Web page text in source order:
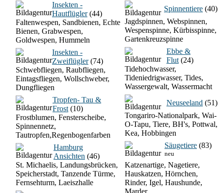
Insekten -
Hautflügler(44)
Faltenwespen, Sandbienen, Echte
Bienen, Grabwespen,
Goldwespen, Hummeln
Insekten -
Zweiflügler(74)
Schwebfliegen, Raubfliegen,
Eintagsfliegen, Wollschweber,
Dungfliegen
Tropfen- Tau &
Frost (10)
Frostblumen, Fensterscheibe,
Spinnennetz,
Tautropfen,Regenbogenfarben
Hamburg
Ansichten (46)
St. Michaelis, Landungsbrücken,
Speicherstadt, Tanzende Türme,
Fernsehturm, Laeiszhalle
Spinnentiere (40)
Jagdspinnen, Webspinnen,
Wespenspinne, Kürbisspinne,
Gartenkreuzspinne
Ebbe &
Flut (24)
Tidehochwasser,
Tideniedrigwasser, Tides,
Wassergewalt, Wassermacht
Neuseeland (51)
Tongariro-Nationalpark, Wai-
O-Tapu, Tiere, BH's, Pottwal,
Kea, Hobbingen
Säugetiere (83)
neu
Katzenartige, Nagetiere,
Hauskatzen, Hörnchen,
Rinder, Igel, Haushunde,
Marder